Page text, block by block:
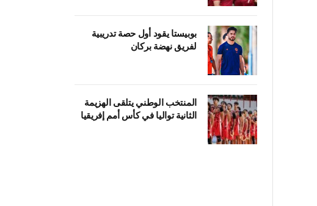
بوبيستا يقود أول حصة تدريبية
لفريق نهضة بركان
المنتخب الوطني يتلقى الهزيمة
الثانية تواليا في كأس أمم إفريقيا